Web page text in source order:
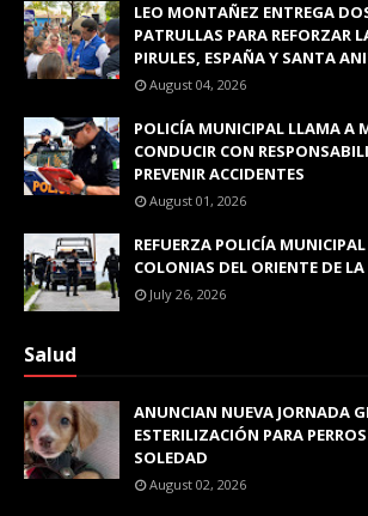
LEO MONTAÑEZ ENTREGA
PATRULLAS PARA REFORZAR
PIRULES, ESPAÑA Y SANTA
August 04, 2026
POLICÍA MUNICIPAL LLAMA A
CONDUCIR CON
PREVENIR ACCIDENTES
August 01, 2026
REFUERZA POLICÍA
COLONIAS DEL ORIENTE DE
July 26, 2026
Salud
ANUNCIAN NUEVA JORNADA
ESTERILIZACIÓN PARA
SOLEDAD
August 02, 2026